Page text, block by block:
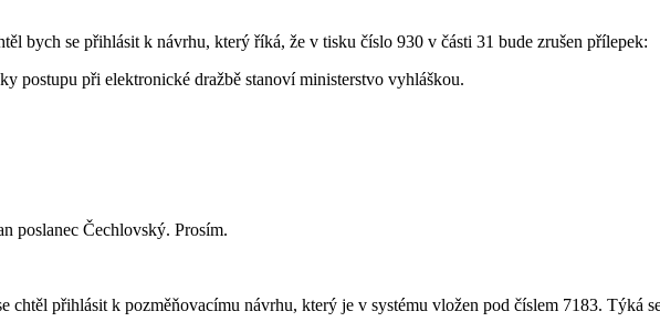
bych se přihlásit k návrhu, který říká, že v tisku číslo 930 v části 31 bude zrušen přílepek:
postupu při elektronické dražbě stanoví ministerstvo vyhláškou.
poslanec Čechlovský. Prosím.
chtěl přihlásit k pozměňovacímu návrhu, který je v systému vložen pod číslem 7183. Týká